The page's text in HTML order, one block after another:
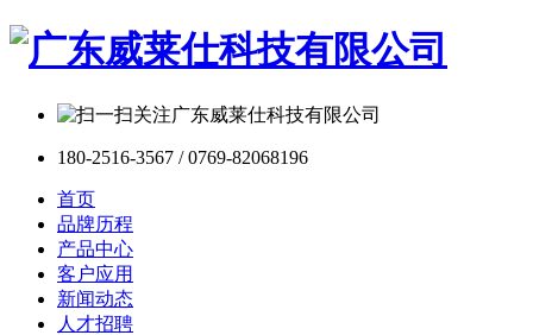
180-2516-3567 / 0769-82068196
首页
品牌历程
产品中心
客户应用
新闻动态
人才招聘